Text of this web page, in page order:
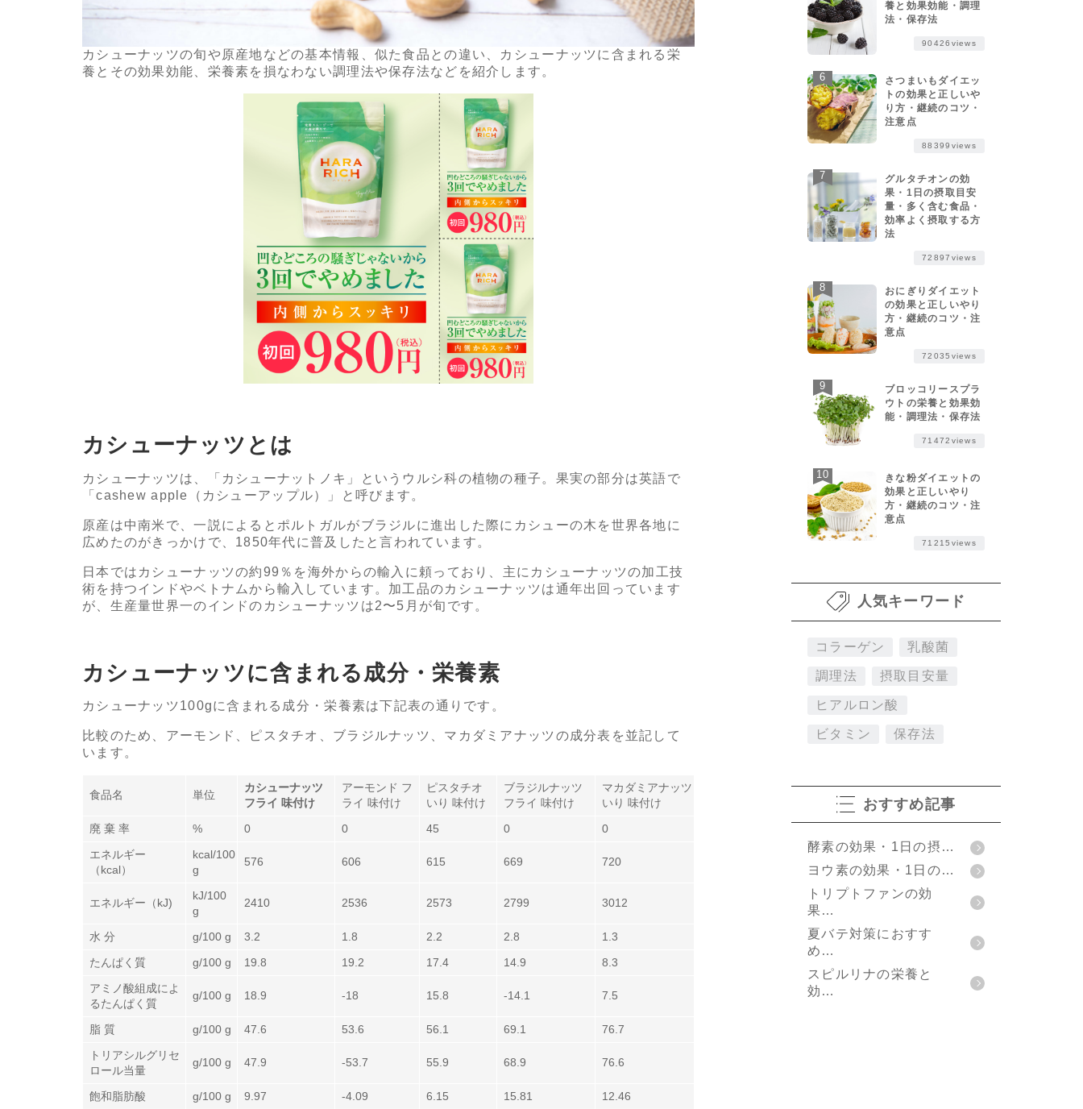
カシューナッツの旬や原産地などの基本情報、似た食品との違い、カシューナッツに含まれる栄
養とその効果効能、栄養素を損なわない調理法や保存法などを紹介します。
カシューナッツとは
カシューナッツは、「カシューナットノキ」というウルシ科の植物の種子。果実の部分は英語で
「cashew apple（カシューアップル）」と呼びます。
原産は中南米で、一説によるとポルトガルがブラジルに進出した際にカシューの木を世界各地に
広めたのがきっかけで、1850年代に普及したと言われています。
日本ではカシューナッツの約99％を海外からの輸入に頼っており、主にカシューナッツの加工技
術を持つインドやベトナムから輸入しています。加工品のカシューナッツは通年出回っています
が、生産量世界一のインドのカシューナッツは2〜5月が旬です。
カシューナッツに含まれる成分・栄養素
カシューナッツ100gに含まれる成分・栄養素は下記表の通りです。
比較のため、アーモンド、ピスタチオ、ブラジルナッツ、マカダミアナッツの成分表を並記して
います。
食品名 単位
カシューナッツ
フライ 味付け
アーモンド フ
ライ 味付け
ピスタチオ
いり 味付け
ブラジルナッツ
フライ 味付け
マカダミアナッツ
いり 味付け
廃 棄 率
% 0 0 45 0
0
エネルギー
（kcal）
kcal/100
g
576 606 615 669 720
エネルギー（kJ)
kJ/100
g
2410 2536 2573 2799 3012
水 分 g/100 g 3.2 1.8 2.2 2.8
1.3
たんぱく質
g/100 g 19.8 19.2 17.4 14.9
8.3
アミノ酸組成によ
るたんぱく質
g/100 g 18.9 -18 15.8 -14.1 7.5
脂 質 g/100 g 47.6 53.6 56.1 69.1
76.7
トリアシルグリセ
ロール当量
g/100 g 47.9 -53.7 55.9 68.9 76.6
飽和脂肪酸 g/100 g 9.97 -4.09 6.15 15.81
12.46
養と効果効能・調理
法・保存法
90426views
さつまいもダイエッ
トの効果と正しいや
り方・継続のコツ・
注意点
88399views
グルタチオンの効
果・1日の摂取目安
量・多く含む食品・
効率よく摂取する方
法
72897views
おにぎりダイエット
の効果と正しいやり
方・継続のコツ・注
意点
72035views
ブロッコリースプラ
ウトの栄養と効果効
能・調理法・保存法
71472views
きな粉ダイエットの
効果と正しいやり
方・継続のコツ・注
意点
71215views
人気キーワード
コラーゲン 乳酸菌
調理法 摂取目安量
ヒアルロン酸
ビタミン 保存法
おすすめ記事
酵素の効果・1日の摂…
ヨウ素の効果・1日の…
トリプトファンの効
果…
夏バテ対策におすす
め…
スピルリナの栄養と
効…